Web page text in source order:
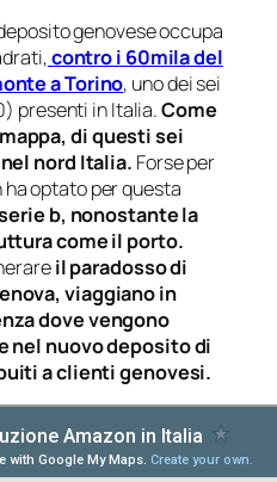
genovese occupa
contro i 60mila del
a Torino, uno dei sei
presenti in Italia.Come
di questi sei
nord Italia. Forse per
ha optato per questa
b, nonostante la
come il porto.
il paradosso di
viaggiano in
dove vengono
nel nuovo deposito di
a clienti genovesi.